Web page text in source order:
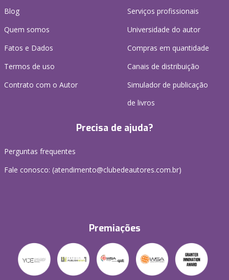
Blog
Quem somos
Fatos e Dados
Termos de uso
Contrato com o Autor
Serviços profissionais
Universidade do autor
Compras em quantidade
Canais de distribuição
Simulador de publicação
de livros
Precisa de ajuda?
Perguntas frequentes
Fale conosco: (atendimento@clubedeautores.com.br)
Premiações